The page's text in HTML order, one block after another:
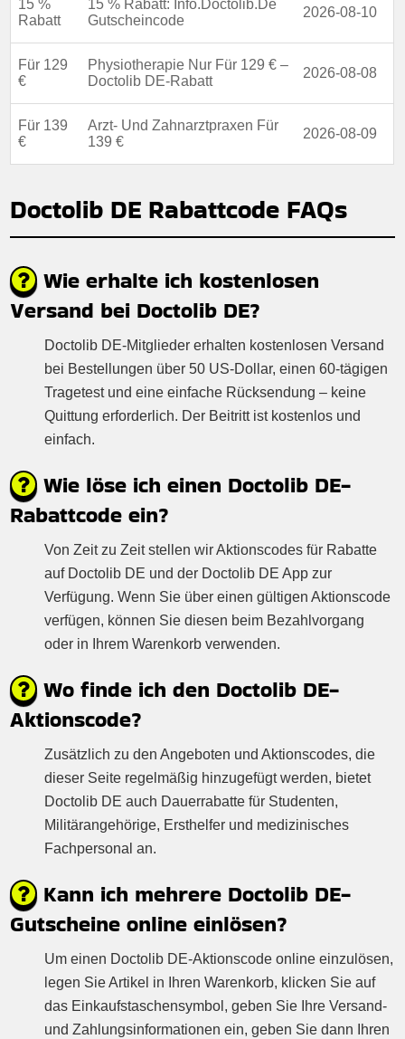
15 %
Rabatt
15 % Rabatt: Info.Doctolib.De
Gutscheincode
2026-08-10
Für 129
€
Physiotherapie Nur Für 129 € –
Doctolib DE-Rabatt
2026-08-08
Für 139
€
Arzt- Und Zahnarztpraxen Für
139 €
2026-08-09
Doctolib DE Rabattcode FAQs
Wie erhalte ich kostenlosen
Versand bei Doctolib DE?
Doctolib DE-Mitglieder erhalten kostenlosen Versand
bei Bestellungen über 50 US-Dollar, einen 60-tägigen
Tragetest und eine einfache Rücksendung – keine
Quittung erforderlich. Der Beitritt ist kostenlos und
einfach.
Wie löse ich einen Doctolib DE-
Rabattcode ein?
Von Zeit zu Zeit stellen wir Aktionscodes für Rabatte
auf Doctolib DE und der Doctolib DE App zur
Verfügung. Wenn Sie über einen gültigen Aktionscode
verfügen, können Sie diesen beim Bezahlvorgang
oder in Ihrem Warenkorb verwenden.
Wo finde ich den Doctolib DE-
Aktionscode?
Zusätzlich zu den Angeboten und Aktionscodes, die
dieser Seite regelmäßig hinzugefügt werden, bietet
Doctolib DE auch Dauerrabatte für Studenten,
Militärangehörige, Ersthelfer und medizinisches
Fachpersonal an.
Kann ich mehrere Doctolib DE-
Gutscheine online einlösen?
Um einen Doctolib DE-Aktionscode online einzulösen,
legen Sie Artikel in Ihren Warenkorb, klicken Sie auf
das Einkaufstaschensymbol, geben Sie Ihre Versand-
und Zahlungsinformationen ein, geben Sie dann Ihren